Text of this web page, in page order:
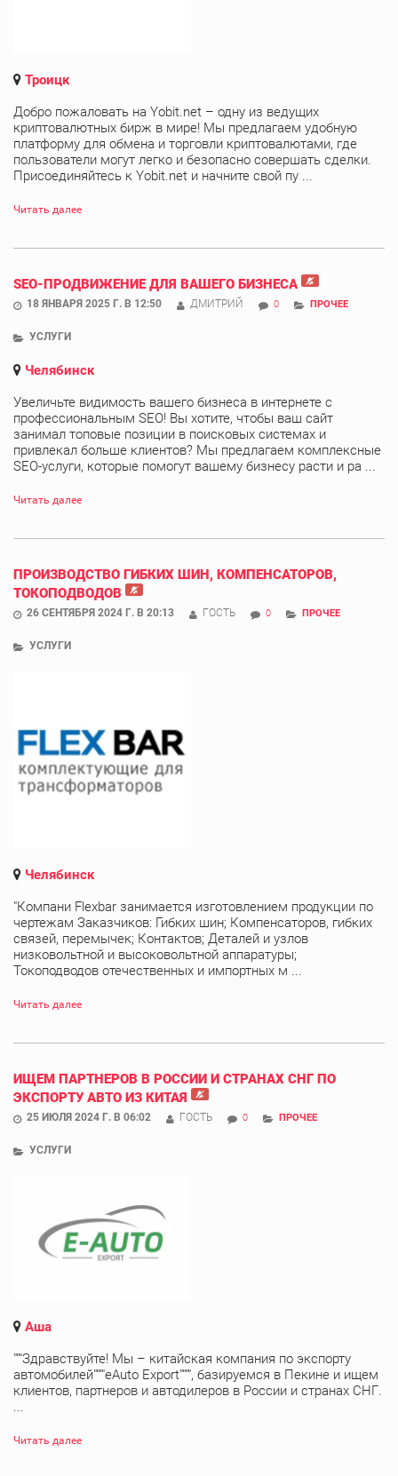
Троицк
Добро пожаловать на Yobit.net – одну из ведущих
криптовалютных бирж в мире! Мы предлагаем удобную
платформу для обмена и торговли криптовалютами, где
пользователи могут легко и безопасно совершать сделки.
Присоединяйтесь к Yobit.net и начните свой пу ...
Читать далее
SEO-ПРОДВИЖЕНИЕ ДЛЯ ВАШЕГО БИЗНЕСА
18 ЯНВАРЯ 2025 Г. В 12:50 ДМИТРИЙ 0 ПРОЧЕЕ
УСЛУГИ
Челябинск
Увеличьте видимость вашего бизнеса в интернете с
профессиональным SEO! Вы хотите, чтобы ваш сайт
занимал топовые позиции в поисковых системах и
привлекал больше клиентов? Мы предлагаем комплексные
SEO-услуги, которые помогут вашему бизнесу расти и ра ...
Читать далее
ПРОИЗВОДСТВО ГИБКИХ ШИН, КОМПЕНСАТОРОВ,
ТОКОПОДВОДОВ
26 СЕНТЯБРЯ 2024 Г. В 20:13 ГОСТЬ 0 ПРОЧЕЕ
УСЛУГИ
Челябинск
"Компани Flexbar занимается изготовлением продукции по
чертежам Заказчиков: Гибких шин; Компенсаторов, гибких
связей, перемычек; Контактов; Деталей и узлов
низковольтной и высоковольтной аппаратуры;
Токоподводов отечественных и импортных м ...
Читать далее
ИЩЕМ ПАРТНЕРОВ В РОССИИ И СТРАНАХ СНГ ПО
ЭКСПОРТУ АВТО ИЗ КИТАЯ
25 ИЮЛЯ 2024 Г. В 06:02 ГОСТЬ 0 ПРОЧЕЕ
УСЛУГИ
Аша
"""Здравствуйте! Мы – китайская компания по экспорту
автомобилей""""eAuto Export"""", базируемся в Пекине и ищем
клиентов, партнеров и автодилеров в России и странах СНГ.
...
Читать далее